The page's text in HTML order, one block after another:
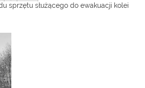
sprzętu służącego do ewakuacji kolei